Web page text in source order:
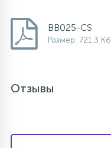
BB025-CS
Размер: 721.3 Кб
Отзывы